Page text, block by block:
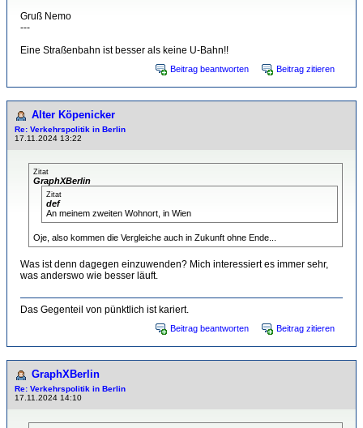
Gruß Nemo
---
Eine Straßenbahn ist besser als keine U-Bahn!!
Beitrag beantworten Beitrag zitieren
Alter Köpenicker
Re: Verkehrspolitik in Berlin
17.11.2024 13:22
Zitat
GraphXBerlin
Zitat
def
An meinem zweiten Wohnort, in Wien
Oje, also kommen die Vergleiche auch in Zukunft ohne Ende...
Was ist denn dagegen einzuwenden? Mich interessiert es immer sehr,
was anderswo wie besser läuft.
Das Gegenteil von pünktlich ist kariert.
Beitrag beantworten Beitrag zitieren
GraphXBerlin
Re: Verkehrspolitik in Berlin
17.11.2024 14:10